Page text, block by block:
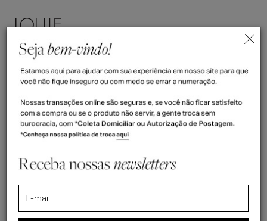
Home>Sapato Masculino Loafer Dolfi Camurça
Sapato Masculino Loafer Dolfi
Camurça